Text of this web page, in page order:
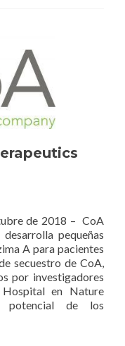
de 2018 – CoA
pequeñas
A para pacientes
secuestro de CoA,
por investigadores
Hospital en Nature
potencial de los